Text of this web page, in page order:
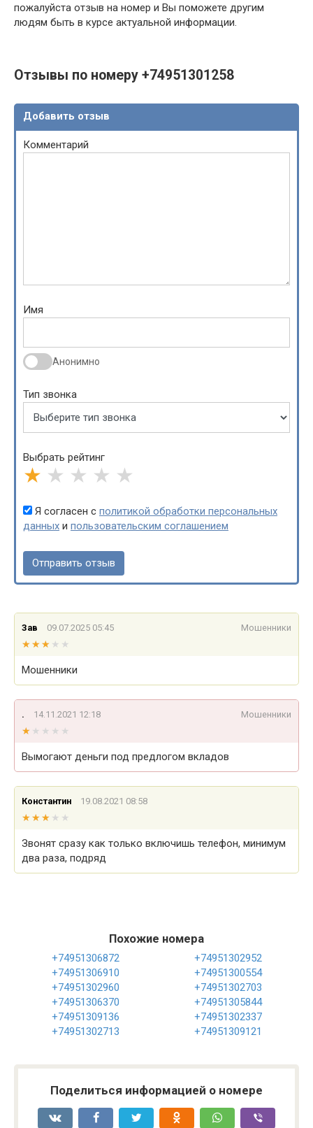
пожалуйста отзыв на номер и Вы поможете другим
людям быть в курсе актуальной информации.
Отзывы по номеру +74951301258
Добавить отзыв
Комментарий
Имя
Анонимно
Тип звонка
Выбрать рейтинг
★ ★ ★ ★ ★
Я согласен с политикой обработки персональных
данных и пользовательским соглашением
Зав 09.07.2025 05:45 Мошенники
★★★★★
★★★★★
Мошенники
. 14.11.2021 12:18 Мошенники
★★★★★
★★★★★
Вымогают деньги под предлогом вкладов
Константин 19.08.2021 08:58
★★★★★
★★★★★
Звонят сразу как только включишь телефон, минимум
два раза, подряд
Похожие номера
+74951306872
+74951302952
+74951306910
+74951300554
+74951302960
+74951302703
+74951306370
+74951305844
+74951309136
+74951302337
+74951302713
+74951309121
Поделиться информацией о номере